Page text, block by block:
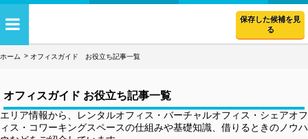
保存した候補を見
る
ホーム オフィスガイド お役立ち記事一覧
オフィスガイド お役立ち記事一覧
エリア情報から、レンタルオフィス・バーチャルオフィス・シェアオフ
ィス・コワーキングスペースの仕組みや基礎知識、借りるときのノウハ